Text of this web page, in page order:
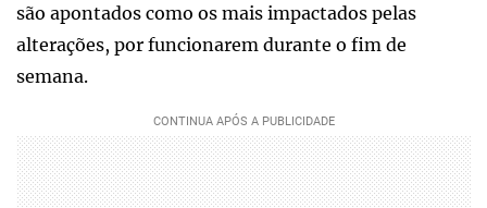
são apontados como os mais impactados pelas
alterações, por funcionarem durante o fim de
semana.